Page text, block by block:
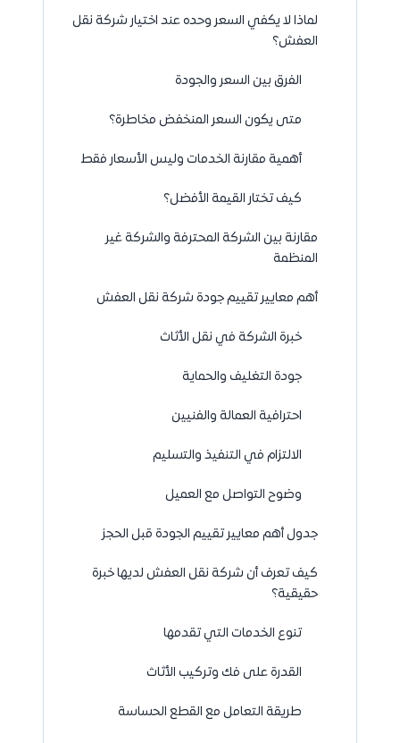
لماذا لا يكفي السعر وحده عند اختيار شركة نقل
العفش؟
الفرق بين السعر والجودة
متى يكون السعر المنخفض مخاطرة؟
أهمية مقارنة الخدمات وليس الأسعار فقط
كيف تختار القيمة الأفضل؟
مقارنة بين الشركة المحترفة والشركة غير
المنظمة
أهم معايير تقييم جودة شركة نقل العفش
خبرة الشركة في نقل الأثاث
جودة التغليف والحماية
احترافية العمالة والفنيين
الالتزام في التنفيذ والتسليم
وضوح التواصل مع العميل
جدول أهم معايير تقييم الجودة قبل الحجز
كيف تعرف أن شركة نقل العفش لديها خبرة
حقيقية؟
تنوع الخدمات التي تقدمها
القدرة على فك وتركيب الأثاث
طريقة التعامل مع القطع الحساسة